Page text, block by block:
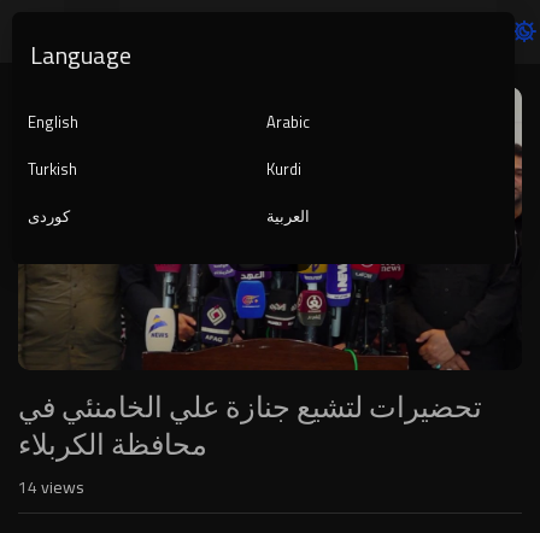
Player
تحضيرات لتشيع جنازة علي الخامنئي في
محافظة الكربلاء
14views
Language
English
Arabic
Turkish
Kurdi
کوردی
العربية